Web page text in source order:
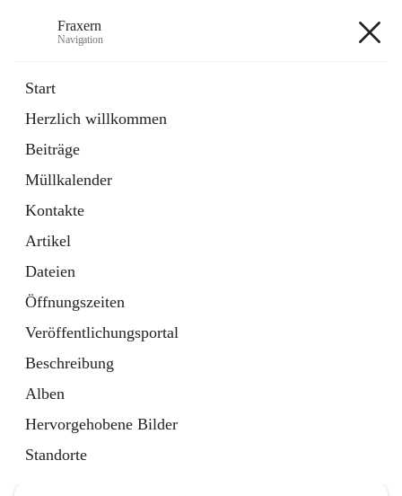
Fraxern
Navigation
Start
Herzlich willkommen
Beiträge
Müllkalender
Kontakte
Artikel
Dateien
Öffnungszeiten
Veröffentlichungsportal
Beschreibung
Alben
Hervorgehobene Bilder
Standorte
Ordner
in
Tab
Formulare
Artikel
öffnet
in
neuem
Tab